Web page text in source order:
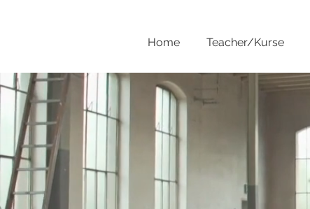
Home Teacher/Kurse